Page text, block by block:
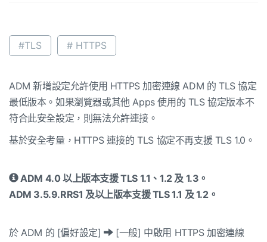
#TLS # HTTPS
ADM 新增設定允許使用 HTTPS 加密連線 ADM 的 TLS 協定
最低版本。如果瀏覽器或其他 Apps 使用的 TLS 協定版本不
符合此安全設定，則無法允許連接。
基於安全考量，HTTPS 連接的 TLS 協定不再支援 TLS 1.0。
ADM 4.0 以上版本支援 TLS 1.1、1.2 及 1.3。
ADM 3.5.9.RRS1 及以上版本支援 TLS 1.1 及 1.2。
於 ADM 的 [偏好設定]
[一般] 中啟用 HTTPS 加密連線